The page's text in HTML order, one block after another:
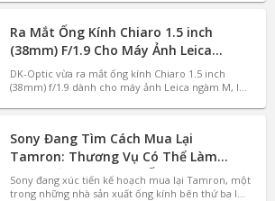
nhất của hãng. Trái ngược với dòng FE 100-400mm
f/4.5 G Master cao cấp, sản phẩm mới hướng đến
người dùng phổ thông và những nhiếp ảnh gia
mới muốn sở hữu tiêu cự siêu tele với chi phí chỉ
khoảng hơn 22.000.000 VNĐ.
Ra Mắt Ống Kính Chiaro 1.5 inch
(38mm) F/1.9 Cho Máy Ảnh Leica
Ngàm M
DK-Optic vừa ra mắt ống kính Chiaro 1.5 inch
(38mm) f/1.9 dành cho máy ảnh Leica ngàm M, lấy
thập niên 1930. Sản phẩm kế thừa khẩu độ f/1.9,
chất hội họa và vẫn sử dụng đơn vị inch để giữ
nguyên cách gọi truyền thống của phiên bản gốc.
Sony Đang Tìm Cách Mua Lại
Tamron: Thương Vụ Có Thể Làm
Thay Đổi Thị Trường Ống Kính
Sony đang xúc tiến kế hoạch mua lại Tamron, một
trong những nhà sản xuất ống kính bên thứ ba lớn